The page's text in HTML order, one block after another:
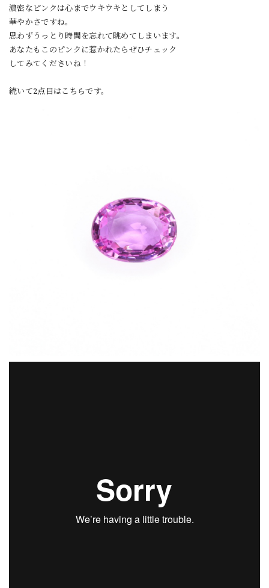
濃密なピンクは心までウキウキとしてしまう
華やかさですね。
思わずうっとり時間を忘れて眺めてしまいます。
あなたもこのピンクに惹かれたらぜひチェック
してみてくださいね！
続いて2点目はこちらです。